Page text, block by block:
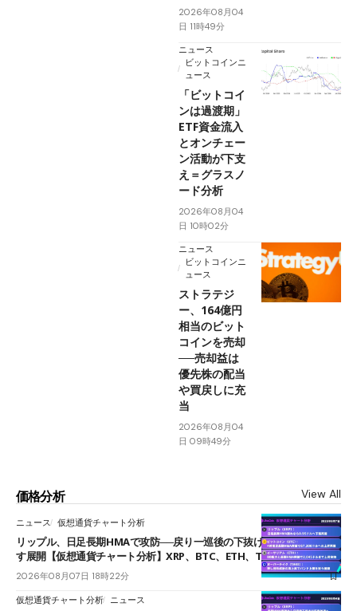
2026年08月04
日 11時49分
ニュース
ビットコインニ
ュース
「ビットコイ
ンは過渡期」
ETF資金流入
とオンチェー
ン活動が下支
え＝グラスノ
ード分析
2026年08月04
日 10時02分
ニュース
ビットコインニ
ュース
ストラテジ
ー、164億円
相当のビット
コインを売却
──売却益は
優先株の配当
や買戻しに充
当
2026年08月04
日 09時49分
価格分析 View All
ニュース 仮想通貨チャート分析
リップル、日足長期HMAで攻防──戻り一巡後の下抜けで0.95ドルを試
す展開【仮想通貨チャート分析】XRP、BTC、ETH、TAKE
2026年08月07日 18時22分
仮想通貨チャート分析 ニュース